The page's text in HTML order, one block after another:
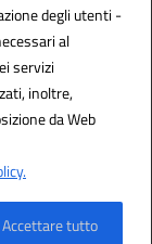
degli utenti -
al
servizi
inoltre,
da Web
Accettare tutto
S.r.l.